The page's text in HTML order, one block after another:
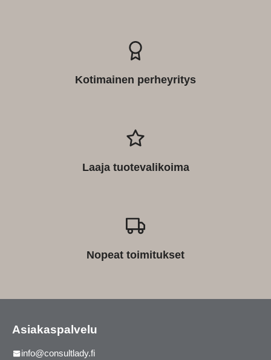
Kotimainen perheyritys
Laaja tuotevalikoima
Nopeat toimitukset
Asiakaspalvelu
info@consultlady.fi